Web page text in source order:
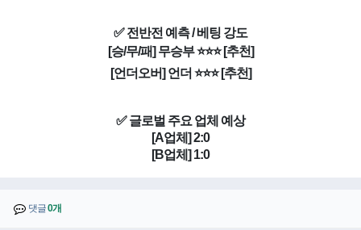
✅ 전반전 예측 / 베팅 강도
[승/무/패] 무승부 ⭐⭐⭐ [추천]
[언더오버] 언더 ⭐⭐⭐ [추천]
✅ 글로벌 주요 업체 예상
[A업체] 2:0
[B업체] 1:0
댓글0개